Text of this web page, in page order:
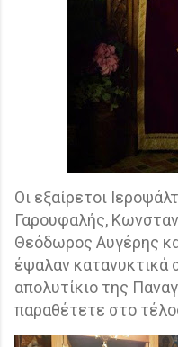
Οι εξαίρετοι
Γαρουφαλής,
Θεόδωρος Αυγέρης
έψαλαν κατανυκτικά
απολυτίκιο της
παραθέτετε στο